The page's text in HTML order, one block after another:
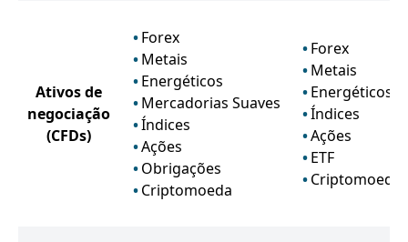
Ativos de
negociação
(CFDs)
Forex
Metais
Energéticos
Mercadorias Suaves
Índices
Ações
Obrigações
Criptomoeda
Forex
Metais
Energéticos
Índices
Ações
ETF
Criptomoeda